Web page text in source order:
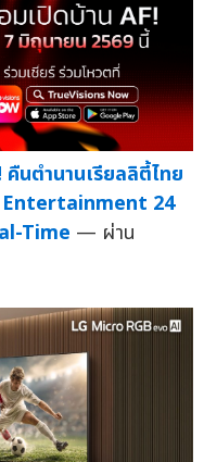
นตำนานเรียลลิตี้ไทย
24
Time — ผ่าน